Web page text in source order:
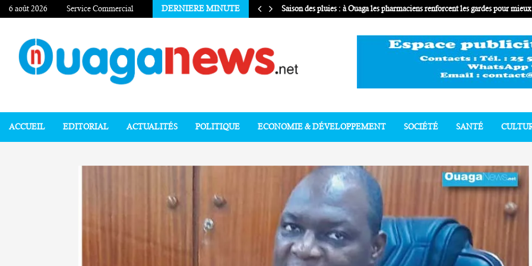
6 août 2026 Service Commercial DERNIERE MINUTE Saison des pluies : à Ouaga les pharmaciens renforcent les gardes pour
ACCUEIL EDITORIAL ACTUALITÉS POLITIQUE ECONOMIE & DÉVELOPPEMENT SOCIÉTÉ SANTÉ